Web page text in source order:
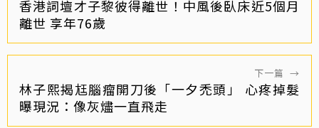
香港詞壇才子黎彼得離世！中風後臥床近5個月
離世 享年76歲
下一篇 →
林子熙揭尪腦瘤開刀後「一夕禿頭」 心疼掉髮
曝現況：像灰燼一直飛走